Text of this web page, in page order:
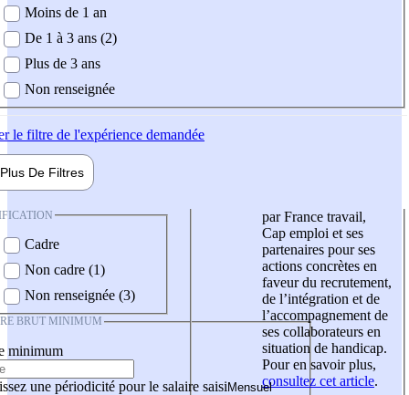
demandée
Moins de 1 an
De 1 à 3 ans (2)
Plus de 3 ans
Non renseignée
le filtre de l'expérience demandée
Plus De Filtres
Cadre
Non cadre (1)
Non renseignée (3)
BRUT MINIMUM
minimum
une périodicité pour le salaire saisi
par France travail,
Cap emploi et ses
partenaires pour ses
actions concrètes en
faveur du recrutement,
de l’intégration et de
l’accompagnement de
ses collaborateurs en
situation de handicap.
Pour en savoir plus,
consultez cet article.